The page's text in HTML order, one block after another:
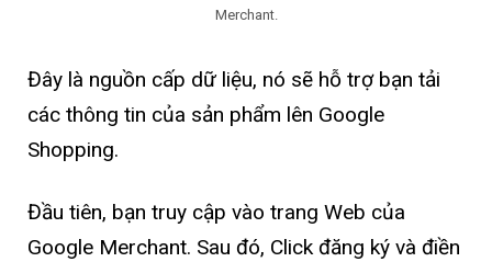
Merchant.
Đây là nguồn cấp dữ liệu, nó sẽ hỗ trợ bạn tải
các thông tin của sản phẩm lên Google
Shopping.
Đầu tiên, bạn truy cập vào trang Web của
Google Merchant. Sau đó, Click đăng ký và điền